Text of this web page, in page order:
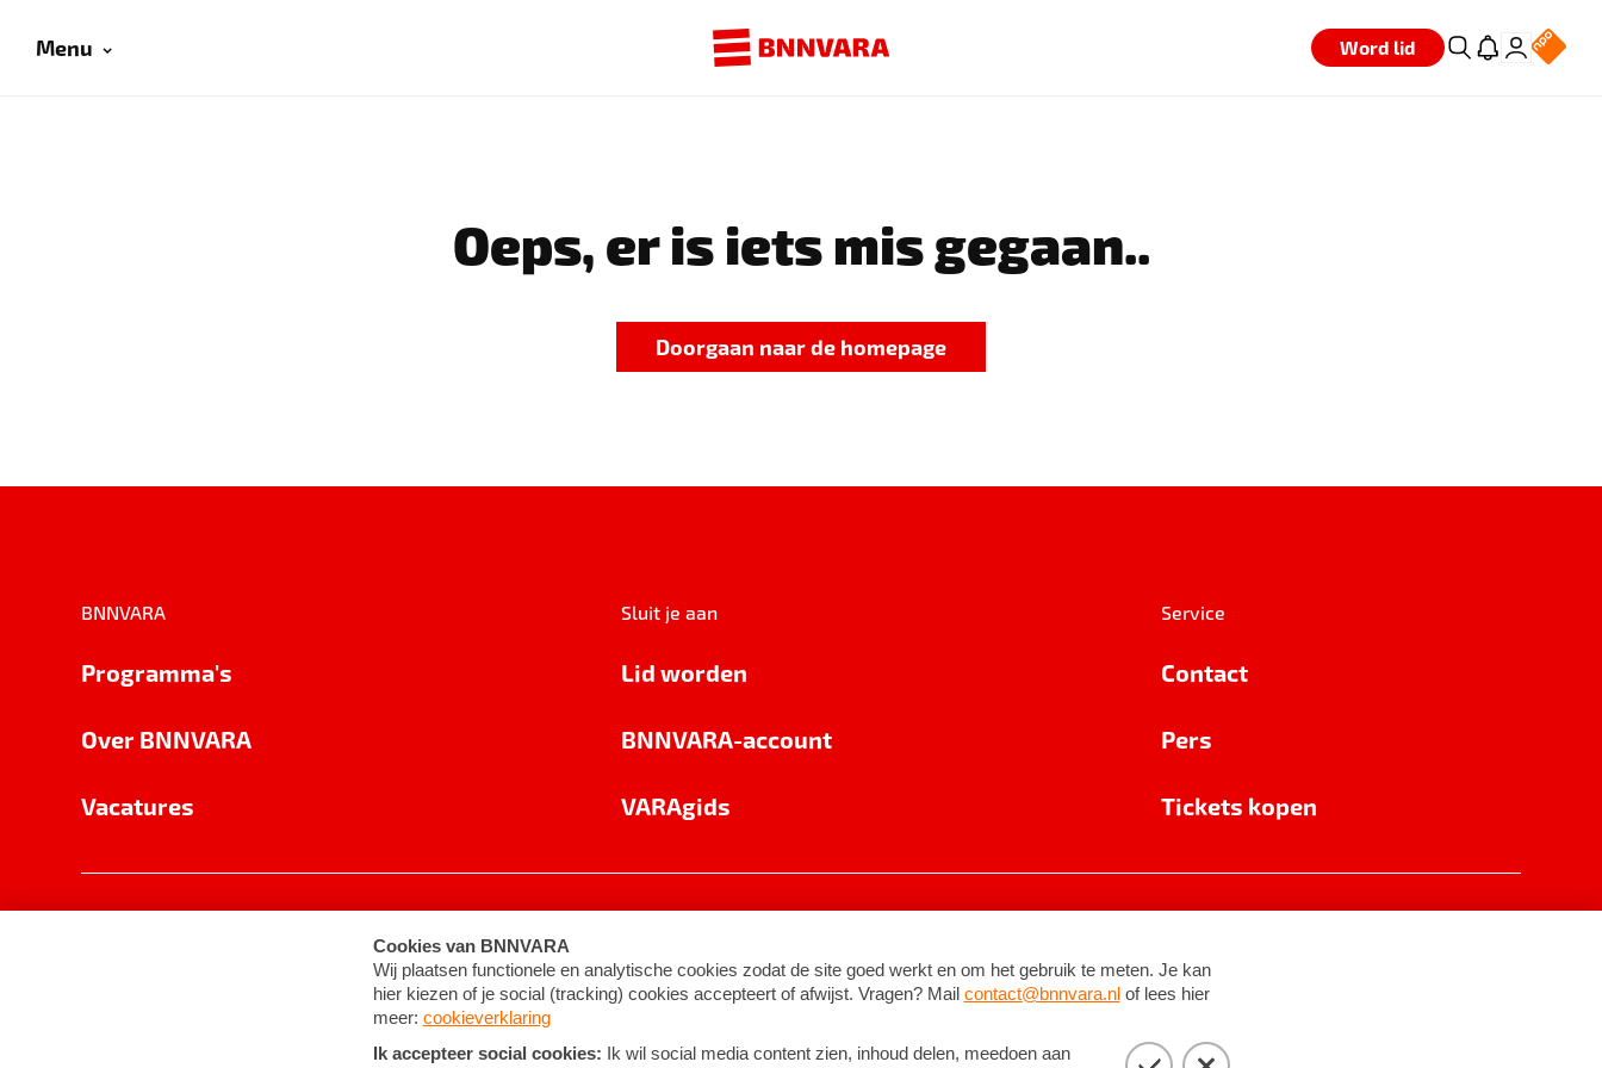
Menu Word lid
Oeps, er is iets mis gegaan..
Doorgaan naar de homepage
BNNVARA
Programma's
Over BNNVARA
Vacatures
Sluit je aan
Lid worden
BNNVARA-account
VARAgids
Service
Contact
Pers
Tickets kopen
Cookie-instellingen Algemene voorwaarden ©2026BNNVARA